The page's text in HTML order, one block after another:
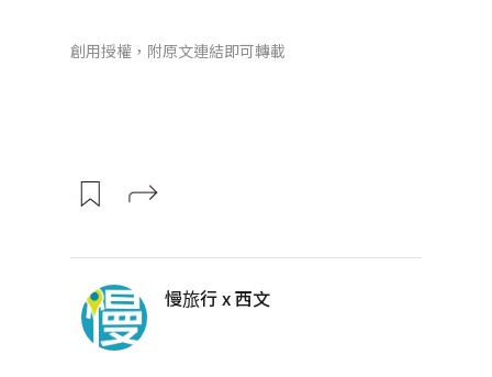
創用授權，附原文連結即可轉載
慢旅行 x 西文